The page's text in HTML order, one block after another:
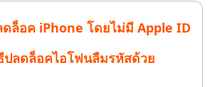
ล็อค iPhone โดยไม่มี Apple ID
ปลดล็อคไอโฟนลืมรหัสด้วย